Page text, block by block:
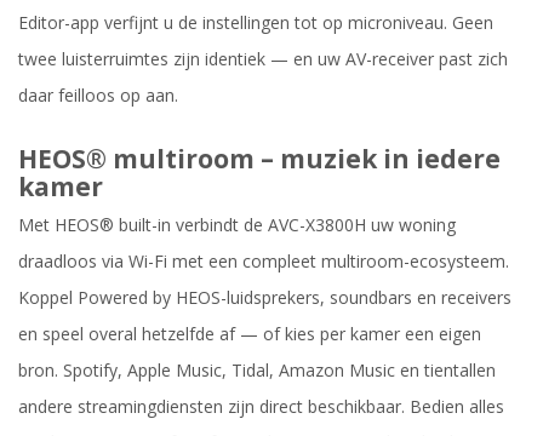
Editor-app verfijnt u de instellingen tot op microniveau. Geen
twee luisterruimtes zijn identiek — en uw AV-receiver past zich
daar feilloos op aan.
HEOS® multiroom – muziek in iedere
kamer
Met HEOS® built-in verbindt de AVC-X3800H uw woning
draadloos via Wi-Fi met een compleet multiroom-ecosysteem.
Koppel Powered by HEOS-luidsprekers, soundbars en receivers
en speel overal hetzelfde af — of kies per kamer een eigen
bron. Spotify, Apple Music, Tidal, Amazon Music en tientallen
andere streamingdiensten zijn direct beschikbaar. Bedien alles